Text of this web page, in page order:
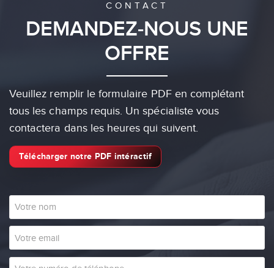
CONTACT
DEMANDEZ-NOUS UNE
OFFRE
Veuillez remplir le formulaire PDF en complétant
tous les champs requis. Un spécialiste vous
contactera dans les heures qui suivent.
Télécharger notre PDF intéractif